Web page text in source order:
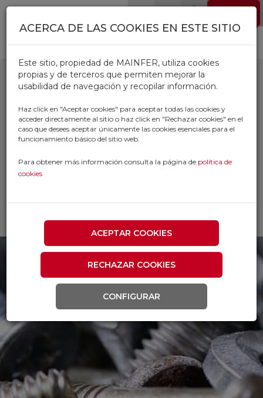
Pasar al contenido principal
HEMBRILLAS
ABIERTAS CON
TUERCA
Inicio
Productos
TORNILLERIA
ACERCA DE LAS COOKIES EN ESTE SITIO
Este sitio, propiedad de MAINFER, utiliza cookies
propias y de terceros que permiten mejorar la
usabilidad de navegación y recopilar información.
Haz click en "Aceptar cookies" para aceptar todas las cookies y
acceder directamente al sitio o haz click en "Rechazar cookies" en el
caso que desees aceptar únicamente las cookies esenciales para el
funcionamiento básico del sitio web.
Para obtener más información consulta la página de política de
cookies
ACEPTAR COOKIES
RECHAZAR COOKIES
CONFIGURAR